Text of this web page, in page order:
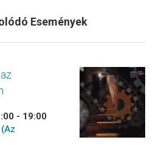
Események
- 19:00
(Az